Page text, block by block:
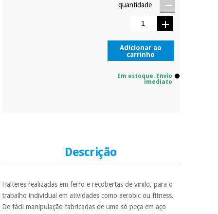
quantidade
Adicionar ao
carrinho
Em estoque. Envio
imediato
Descrição
Halteres realizadas em ferro e recobertas de vinilo, para o
trabalho individual em atividades como aerobic ou fitness.
De fácil manipulação fabricadas de uma só peça em aço